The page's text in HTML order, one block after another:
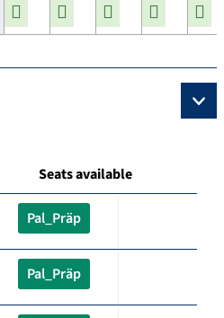
Seats available
Pal_Präp
Pal_Präp